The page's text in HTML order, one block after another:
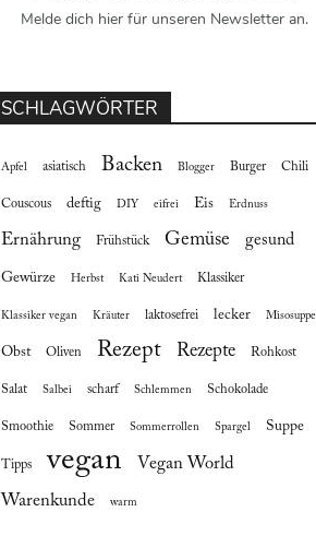
Melde dich hier für unseren Newsletter an.
SCHLAGWÖRTER
Apfel asiatisch Backen Blogger Burger Chili
Couscous deftig DIY eifrei Eis Erdnuss
Ernährung Frühstück Gemüse gesund
Gewürze Herbst Kati Neudert Klassiker
Klassiker vegan Kräuter laktosefrei lecker Misosuppe
Obst Oliven Rezept Rezepte Rohkost
Salat Salbei scharf Schlemmen Schokolade
Smoothie Sommer Sommerrollen Spargel Suppe
Tipps vegan Vegan World
Warenkunde warm